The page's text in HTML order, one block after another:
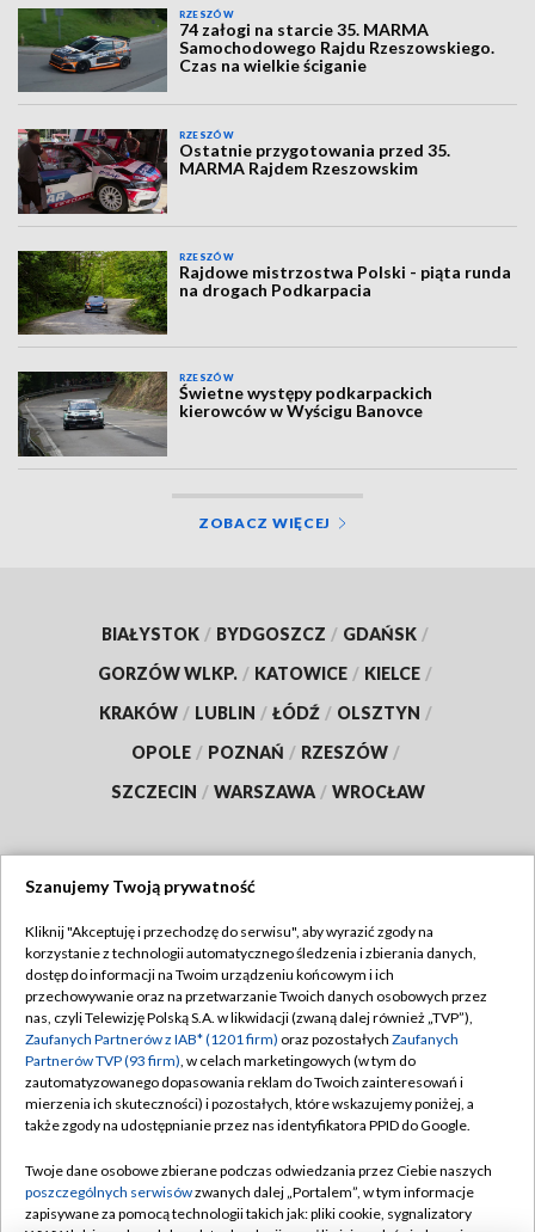
RZESZÓW
74 załogi na starcie 35. MARMA
Samochodowego Rajdu Rzeszowskiego.
Czas na wielkie ściganie
RZESZÓW
Ostatnie przygotowania przed 35.
MARMA Rajdem Rzeszowskim
RZESZÓW
Rajdowe mistrzostwa Polski - piąta runda
na drogach Podkarpacia
RZESZÓW
Świetne występy podkarpackich
kierowców w Wyścigu Banovce
ZOBACZ WIĘCEJ
BIAŁYSTOK / BYDGOSZCZ / GDAŃSK /
GORZÓW WLKP. / KATOWICE / KIELCE /
KRAKÓW / LUBLIN / ŁÓDŹ / OLSZTYN /
OPOLE / POZNAŃ / RZESZÓW /
SZCZECIN / WARSZAWA / WROCŁAW
TVP
Abonament TVP
Emisja w TVP
Centrum informacji TVP
Naziemna Telewizja Cyfrowa
Rada Programowa
System NOS
Regulamin TVP
Polityka prywatności
Moje zgody
Pomoc
Kontakt
Szanujemy Twoją prywatność
Kliknij "Akceptuję i przechodzę do serwisu", aby wyrazić zgody na
korzystanie z technologii automatycznego śledzenia i zbierania danych,
dostęp do informacji na Twoim urządzeniu końcowym i ich
przechowywanie oraz na przetwarzanie Twoich danych osobowych przez
nas, czyli Telewizję Polską S.A. w likwidacji (zwaną dalej również „TVP”),
Zaufanych Partnerów z IAB* (1201 firm) oraz pozostałych Zaufanych
Partnerów TVP (93 firm), w celach marketingowych (w tym do
zautomatyzowanego dopasowania reklam do Twoich zainteresowań i
mierzenia ich skuteczności) i pozostałych, które wskazujemy poniżej, a
także zgody na udostępnianie przez nas identyfikatora PPID do Google.
Twoje dane osobowe zbierane podczas odwiedzania przez Ciebie naszych
poszczególnych serwisówzwanych dalej „Portalem”, w tym informacje
zapisywane za pomocą technologii takich jak: pliki cookie, sygnalizatory